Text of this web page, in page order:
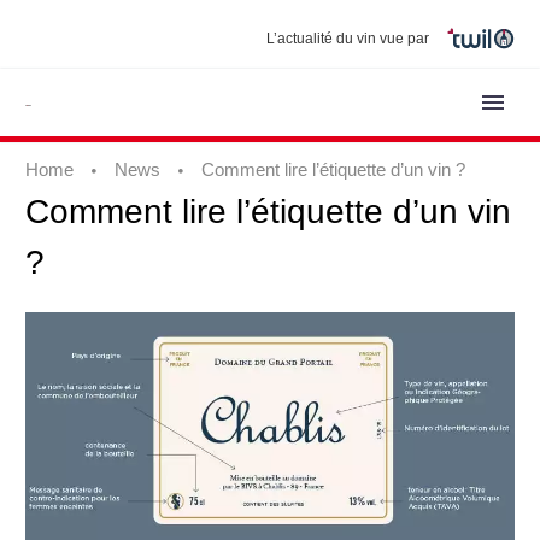
L’actualité du vin vue par
Home News Comment lire l’étiquette d’un vin ?
Comment lire l’étiquette d’un vin
?